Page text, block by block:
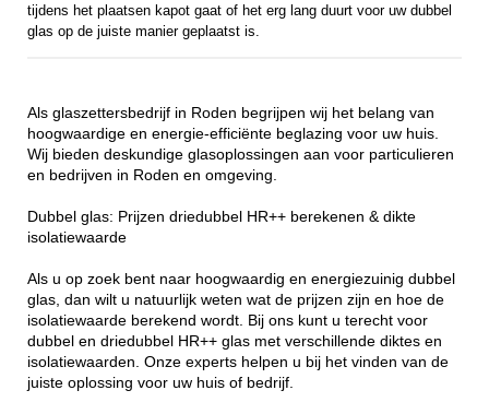
tijdens het plaatsen kapot gaat of het erg lang duurt voor uw dubbel
glas op de juiste manier geplaatst is.
Als glaszettersbedrijf in Roden begrijpen wij het belang van
hoogwaardige en energie-efficiënte beglazing voor uw huis.
Wij bieden deskundige glasoplossingen aan voor particulieren
en bedrijven in Roden en omgeving.
Dubbel glas: Prijzen driedubbel HR++ berekenen & dikte
isolatiewaarde
Als u op zoek bent naar hoogwaardig en energiezuinig dubbel
glas, dan wilt u natuurlijk weten wat de prijzen zijn en hoe de
isolatiewaarde berekend wordt. Bij ons kunt u terecht voor
dubbel en driedubbel HR++ glas met verschillende diktes en
isolatiewaarden. Onze experts helpen u bij het vinden van de
juiste oplossing voor uw huis of bedrijf.